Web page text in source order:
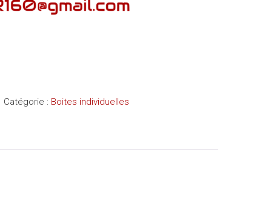
Catégorie : Boites individuelles